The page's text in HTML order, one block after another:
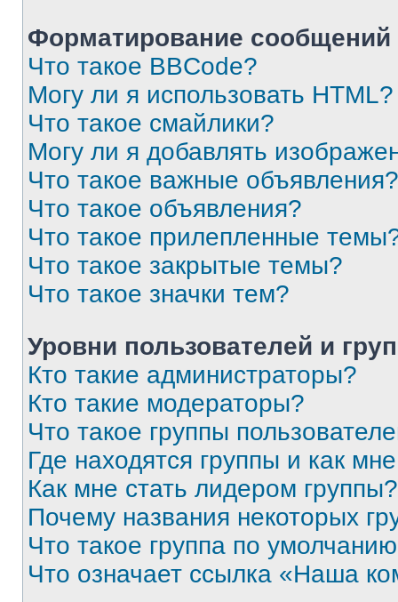
Форматирование
Что такое BBCode?
Могу ли я использовать HTML?
Что такое смайлики?
Могу ли я добавлять
Что такое важные объявления?
Что такое объявления?
Что такое прилепленные
Что такое закрытые темы?
Что такое значки тем?
Уровни пользователей и
Кто такие администраторы?
Кто такие модераторы?
Что такое группы
Где находятся группы и как
Как мне стать лидером группы?
Почему названия некоторых
Что такое группа по
Что означает ссылка «Наша